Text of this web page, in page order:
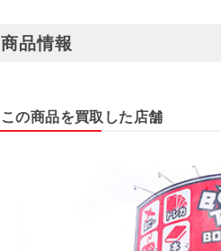
商品情報
この商品を買取した店舗